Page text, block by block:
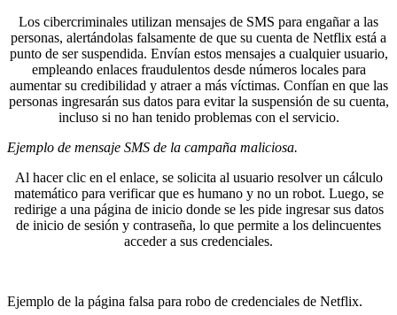
Los cibercriminales utilizan mensajes de SMS para engañar a las
personas, alertándolas falsamente de que su cuenta de Netflix está a
punto de ser suspendida. Envían estos mensajes a cualquier usuario,
empleando enlaces fraudulentos desde números locales para
aumentar su credibilidad y atraer a más víctimas. Confían en que las
personas ingresarán sus datos para evitar la suspensión de su cuenta,
incluso si no han tenido problemas con el servicio.
Ejemplo de mensaje SMS de la campaña maliciosa.
Al hacer clic en el enlace, se solicita al usuario resolver un cálculo
matemático para verificar que es humano y no un robot. Luego, se
redirige a una página de inicio donde se les pide ingresar sus datos
de inicio de sesión y contraseña, lo que permite a los delincuentes
acceder a sus credenciales.
Ejemplo de la página falsa para robo de credenciales de Netflix.